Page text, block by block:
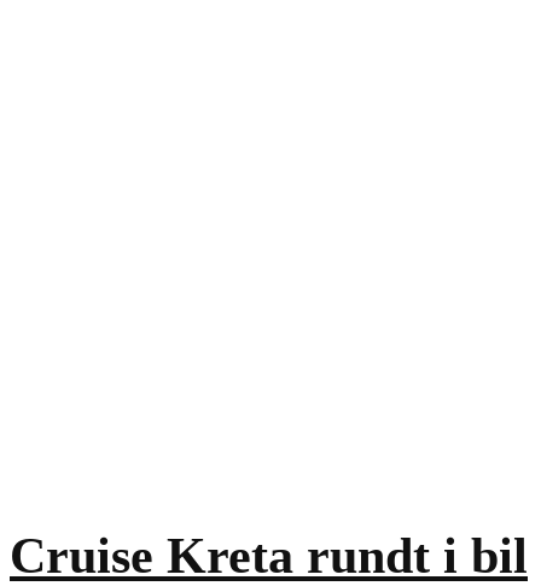
Cruise Kreta rundt i bil